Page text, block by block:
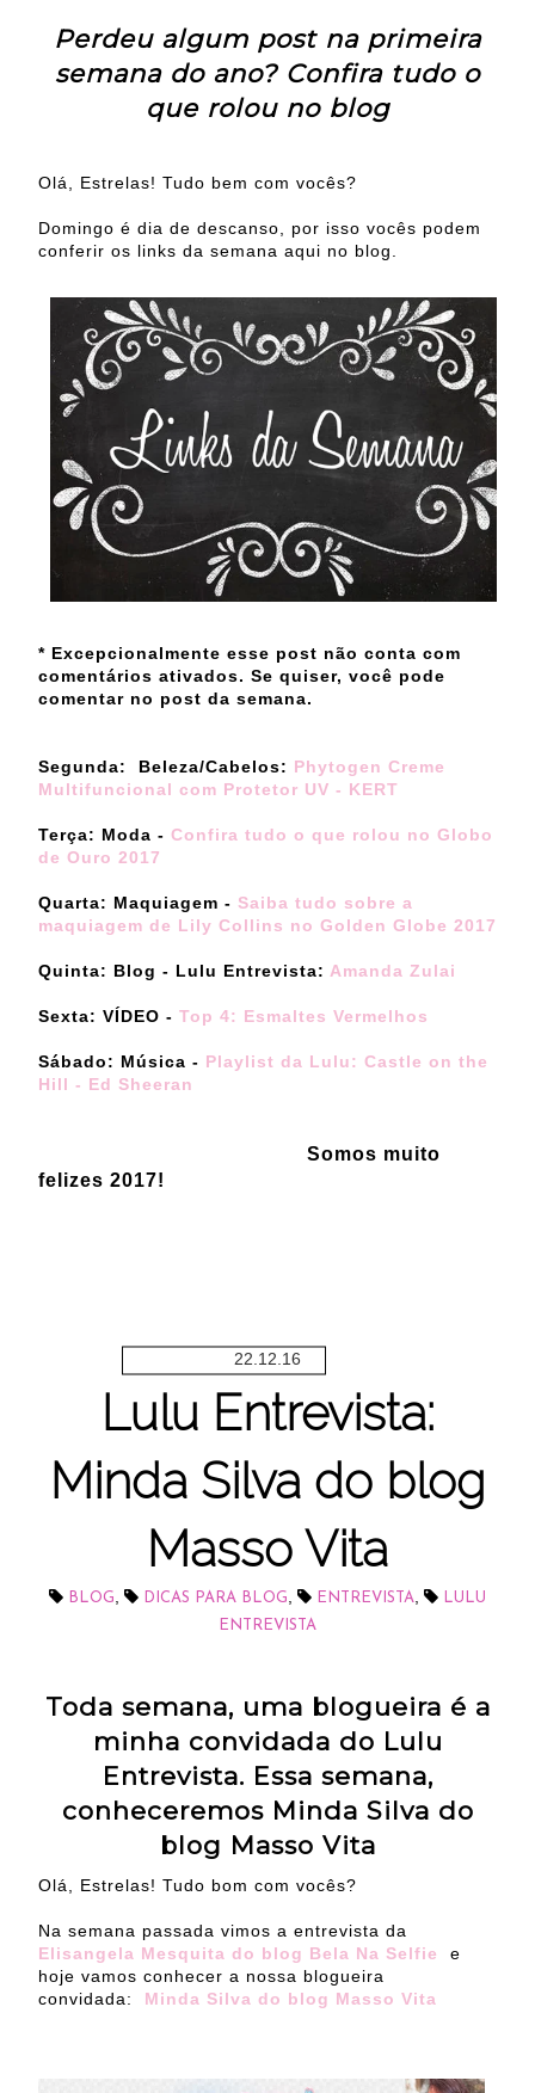
Perdeu algum post na primeira
semana do ano? Confira tudo o
que rolou no blog
Olá, Estrelas! Tudo bem com vocês?
Domingo é dia de descanso, por isso vocês podem
conferir os links da semana aqui no blog.
* Excepcionalmente esse post não conta com
comentários ativados. Se quiser, você pode
comentar no post da semana.
Segunda: Beleza/Cabelos: Phytogen Creme
Multifuncional com Protetor UV - KERT
Terça: Moda - Confira tudo o que rolou no Globo
de Ouro 2017
Quarta: Maquiagem - Saiba tudo sobre a
maquiagem de Lily Collins no Golden Globe 2017
Quinta: Blog - Lulu Entrevista: Amanda Zulai
Sexta: VÍDEO - Top 4: Esmaltes Vermelhos
Sábado: Música - Playlist da Lulu: Castle on the
Hill - Ed Sheeran
Somos muito
felizes 2017!
22.12.16
Lulu Entrevista:
Minda Silva do blog
Masso Vita
BLOG, DICAS PARA BLOG, ENTREVISTA,
LULU
ENTREVISTA
Toda semana, uma blogueira é a
minha convidada do Lulu
Entrevista. Essa semana,
conheceremos Minda Silva do
blog Masso Vita
Olá, Estrelas! Tudo bom com vocês?
Na semana passada vimos a entrevista da
Elisangela Mesquita do blog Bela Na Selfie
e
hoje vamos conhecer a nossa blogueira
convidada:
Minda Silva do blog Masso Vita